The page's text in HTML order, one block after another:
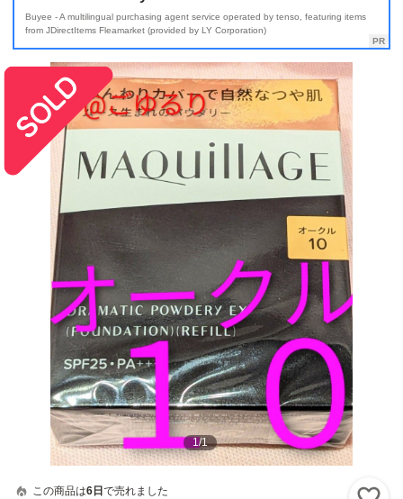
Buyee - A multilingual purchasing agent service operated by tenso, featuring items
from JDirectItems Fleamarket (provided by LY Corporation)
1/1
この商品は6日 で売れました